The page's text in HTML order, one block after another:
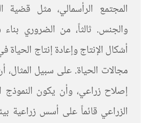
المجتمع الرأسمالي، مثل قضية
والجنس. ثالثاً، من الضروري
أشكال الإنتاج وإعادة إنتاج
مجالات الحياة. على سبيل المثال،
إصلاح زراعي، وأن يكون النموذج
الزراعي قائماً على أسس زراعية